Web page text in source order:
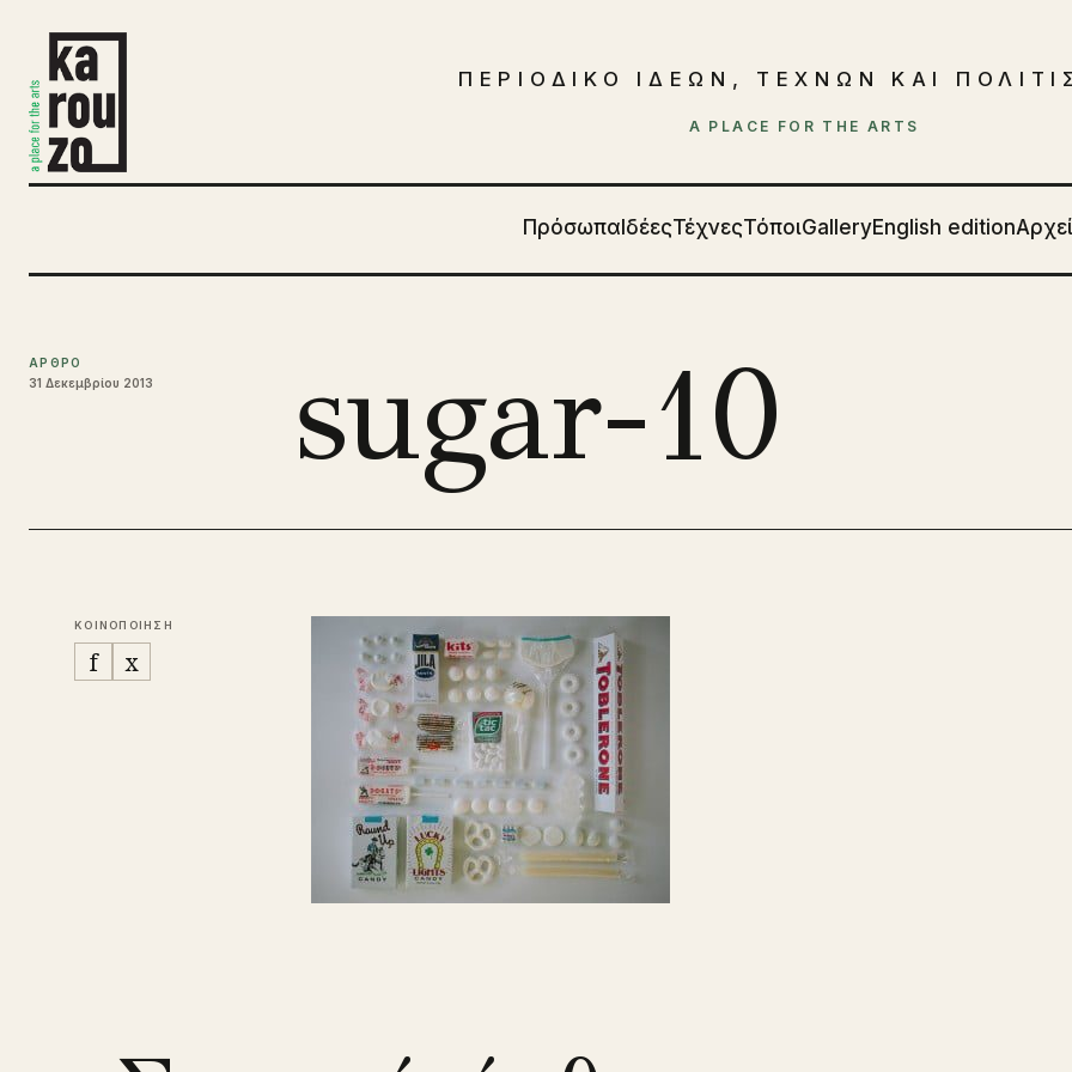
ΠΕΡΙΟΔΙΚΟ ΙΔΕΩΝ, ΤΕΧΝΩΝ ΚΑΙ
A PLACE FOR THE ARTS
Πρόσωπα ΙδέεςΤέχνεςΤόποιGalleryEnglish edition
ΑΡΘΡΟ
31 Δεκεμβρίου 2013
sugar-10
ΚΟΙΝΟΠΟΙΗΣΗ
f x